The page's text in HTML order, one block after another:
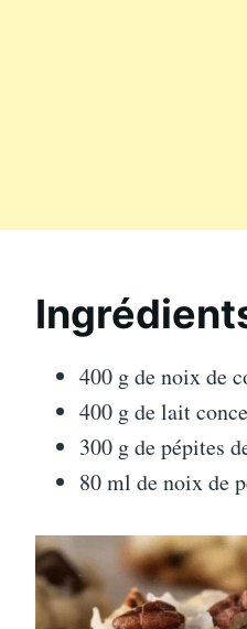
400 g de noix de
400 g de lait
300 g de pépites
80 ml de noix de